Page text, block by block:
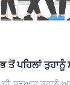
ਤੋਂ ਪਹਿਲਾਂ ਤੁਹਾਨੂੰ